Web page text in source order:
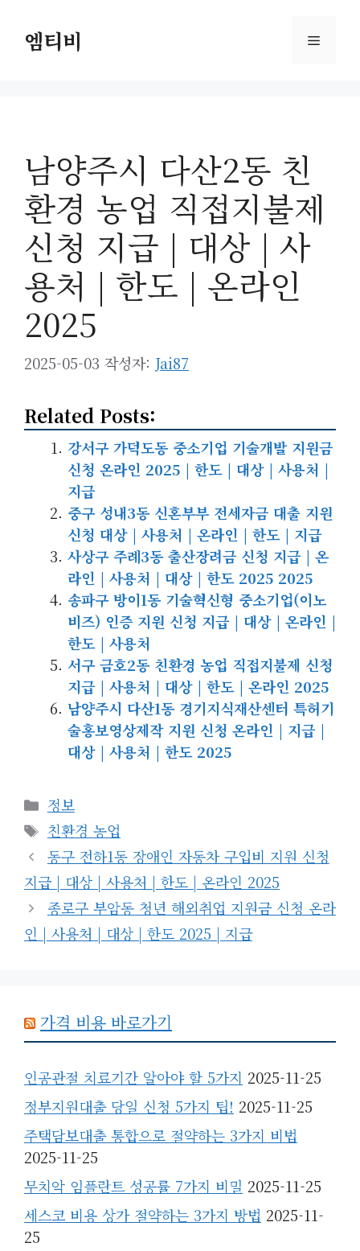
엠티비 메
남양주시 다산2동 친
환경 농업 직접지불제
신청 지급 | 대상 | 사
용처 | 한도 | 온라인
2025
2025-05-03 작성자: Jai87
Related Posts:
강서구 가덕도동 중소기업 기술개발 지원금
신청 온라인 2025 | 한도 | 대상 | 사용처 |
지급
중구 성내3동 신혼부부 전세자금 대출 지원
신청 대상 | 사용처 | 온라인 | 한도 | 지급
사상구 주례3동 출산장려금 신청 지급 | 온
라인 | 사용처 | 대상 | 한도 2025 2025
송파구 방이1동 기술혁신형 중소기업(이노
비즈) 인증 지원 신청 지급 | 대상 | 온라인 |
한도 | 사용처
서구 금호2동 친환경 농업 직접지불제 신청
지급 | 사용처 | 대상 | 한도 | 온라인 2025
남양주시 다산1동 경기지식재산센터 특허기
술홍보영상제작 지원 신청 온라인 | 지급 |
대상 | 사용처 | 한도 2025
카
테
고
리
정보
태
그
친환경 농업
동구 전하1동 장애인 자동차 구입비 지원 신청
지급 | 대상 | 사용처 | 한도 | 온라인 2025
종로구 부암동 청년 해외취업 지원금 신청 온라
인 | 사용처 | 대상 | 한도 2025 | 지급
가격 비용 바로가기
인공관절 치료기간 알아야 할 5가지 2025-11-25
정부지원대출 당일 신청 5가지 팁! 2025-11-25
주택담보대출 통합으로 절약하는 3가지 비법
2025-11-25
무치악 임플란트 성공률 7가지 비밀 2025-11-25
세스코 비용 상가 절약하는 3가지 방법 2025-11-
25